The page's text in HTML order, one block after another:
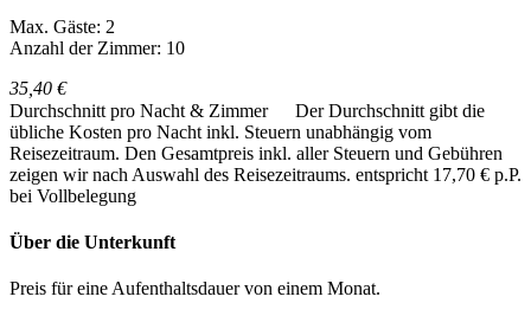
Max. Gäste: 2
Anzahl der Zimmer: 10
35,40 €
Durchschnitt pro Nacht & Zimmer
Der Durchschnitt gibt die
übliche Kosten pro Nacht inkl. Steuern unabhängig vom
Reisezeitraum. Den Gesamtpreis inkl. aller Steuern und Gebühren
zeigen wir nach Auswahl des Reisezeitraums. entspricht 17,70 € p.P.
bei Vollbelegung
Über die Unterkunft
Preis für eine Aufenthaltsdauer von einem Monat.